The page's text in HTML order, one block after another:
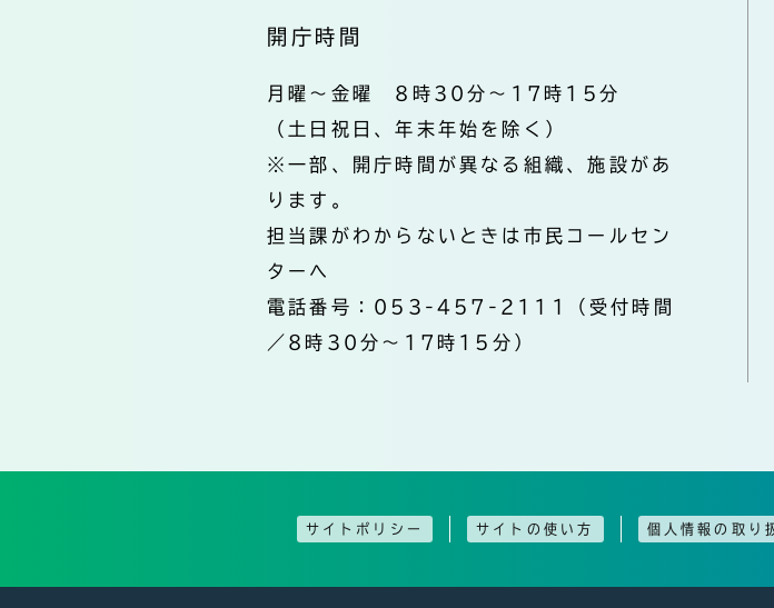
開庁時間
月曜～金曜 8時30分～17時15分
（土日祝日、年末年始を除く）
※一部、開庁時間が異なる組織、施設があ
ります。
担当課がわからないときは市民コールセン
ターへ
電話番号：053-457-2111（受付時間
／8時30分～17時15分）
サイトポリシー サイトの使い方 個人情報の取り